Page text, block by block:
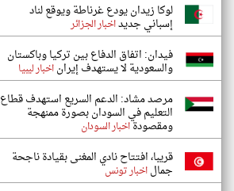
لوكا زيدان يودع غرناطة ويوقع لناد
إسباني جديداخبار الجزائر
فيدان: اتفاق الدفاع بين تركيا وباكستان
والسعودية لا يستهدف إيراناخبار ليبيا
مرصد مشاد: الدعم السريع استهدف قطاع
التعليم في السودان بصورة ممنهجة
ومقصودةاخبار السودان
قريبا، افتتاح نادي المغنى بقيادة ناجحة
جمالاخبار تونس